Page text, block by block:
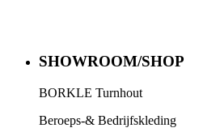
SHOWROOM/SHOP
BORKLE Turnhout
Beroeps-& Bedrijfskleding